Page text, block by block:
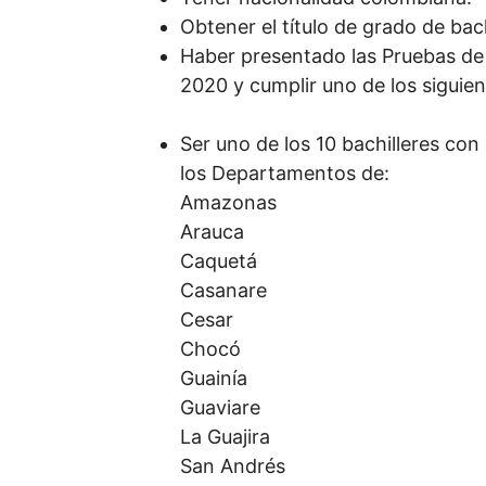
Obtener el título de grado de
Haber presentado las Pruebas
2020 y cumplir uno de los
Ser uno de los 10 bachilleres
los Departamentos de:
Amazonas
Arauca
Caquetá
Casanare
Cesar
Chocó
Guainía
Guaviare
La Guajira
San Andrés